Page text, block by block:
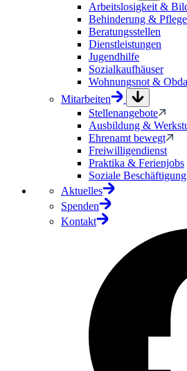
Arbeitslosigkeit &
Behinderung &
Beratungsstellen
Dienstleistungen
Jugendhilfe
Sozialkaufhäuser
Wohnungsnot &
Mitarbeiten
Stellenangebote
Ausbildung &
Ehrenamt bewegt
Freiwilligendienst
Praktika & Ferienjobs
Soziale Beschäftigung
Aktuelles
Spenden
Kontakt